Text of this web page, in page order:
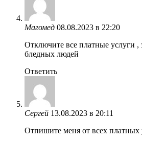
Магомед 08.08.2023 в 22:20
Отключите все платные услуги
бледных людей
Ответить
Сергей 13.08.2023 в 20:11
Отпишите меня от всех платных